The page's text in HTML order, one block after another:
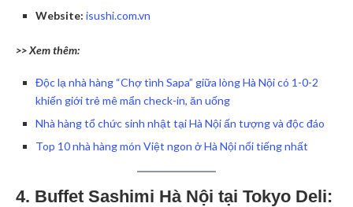
Website: isushi.com.vn
>> Xem thêm:
Độc lạ nhà hàng “Chợ tình Sapa” giữa lòng Hà Nội có 1-0-2
khiến giới trẻ mê mẩn check-in, ăn uống
Nhà hàng tổ chức sinh nhật tại Hà Nội ấn tượng và độc đáo
Top 10 nhà hàng món Việt ngon ở Hà Nội nổi tiếng nhất
4. Buffet Sashimi Hà Nội tại Tokyo Deli: